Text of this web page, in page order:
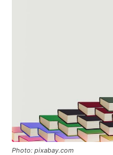
Photo: pixabay.com